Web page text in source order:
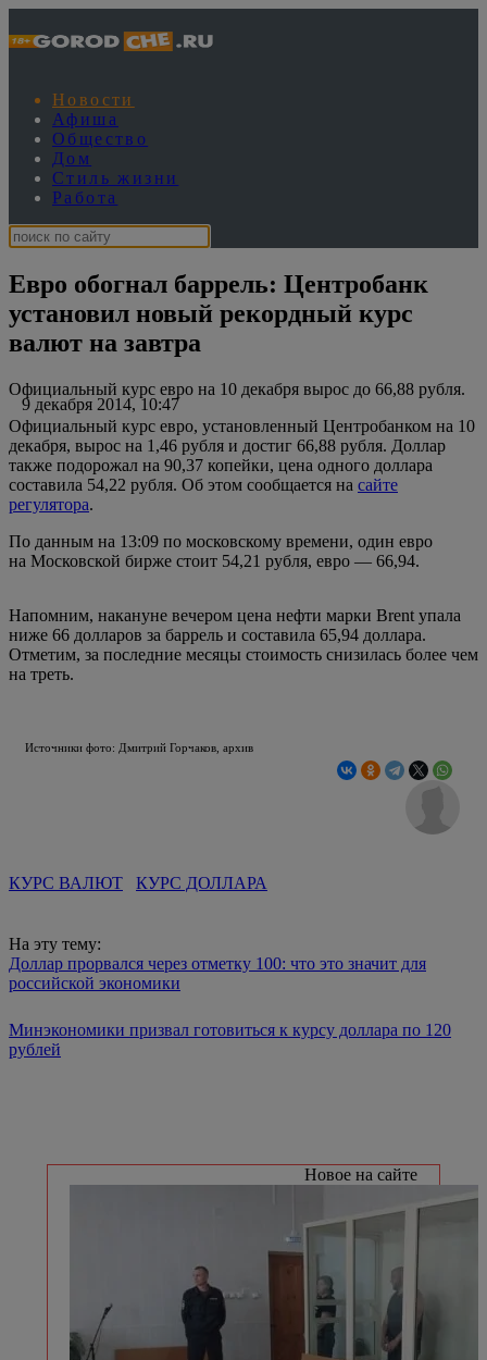
Новости
Афиша
Общество
Дом
Стиль жизни
Работа
Евро обогнал баррель: Центробанк
установил новый рекордный курс
валют на завтра
9 декабря 2014, 10:47
Официальный курс евро на 10 декабря вырос до 66,88 рубля.
Официальный курс евро, установленный Центробанком на 10
декабря, вырос на 1,46 рубля и достиг 66,88 рубля. Доллар
также подорожал на 90,37 копейки, цена одного доллара
составила 54,22 рубля. Об этом сообщается на сайте
регулятора.
По данным на 13:09 по московскому времени, один евро
на Московской бирже стоит 54,21 рубля, евро — 66,94.
Напомним, накануне вечером цена нефти марки Brent упала
ниже 66 долларов за баррель и составила 65,94 доллара.
Отметим, за последние месяцы стоимость снизилась более чем
на треть.
Источники фото: Дмитрий Горчаков, архив
КУРС ВАЛЮТ КУРС ДОЛЛАРА
На эту тему:
Доллар прорвался через отметку 100: что это значит для
российской экономики
Минэкономики призвал готовиться к курсу доллара по 120
рублей
Новое на сайте